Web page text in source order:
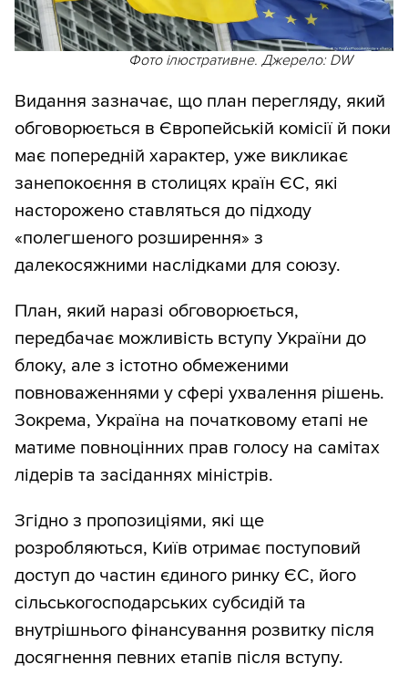
Фото ілюстративне. Джерело: DW
Видання зазначає, що план перегляду, який
обговорюється в Європейській комісії й поки
має попередній характер, уже викликає
занепокоєння в столицях країн ЄС, які
насторожено ставляться до підходу
«полегшеного розширення» з
далекосяжними наслідками для союзу.
План, який наразі обговорюється,
передбачає можливість вступу України до
блоку, але з істотно обмеженими
повноваженнями у сфері ухвалення рішень.
Зокрема, Україна на початковому етапі не
матиме повноцінних прав голосу на самітах
лідерів та засіданнях міністрів.
Згідно з пропозиціями, які ще
розробляються, Київ отримає поступовий
доступ до частин єдиного ринку ЄС, його
сільськогосподарських субсидій та
внутрішнього фінансування розвитку після
досягнення певних етапів після вступу.